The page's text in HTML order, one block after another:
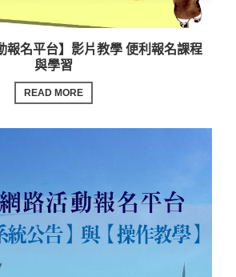
報名平台】影片教學 便利報名課程
與學習
READ MORE